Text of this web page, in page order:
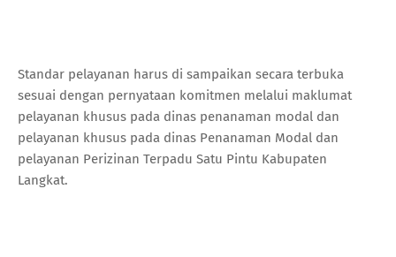
Standar pelayanan harus di sampaikan secara terbuka
sesuai dengan pernyataan komitmen melalui maklumat
pelayanan khusus pada dinas penanaman modal dan
pelayanan khusus pada dinas Penanaman Modal dan
pelayanan Perizinan Terpadu Satu Pintu Kabupaten
Langkat.